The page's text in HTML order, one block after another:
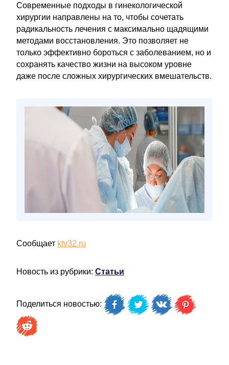
Современные подходы в гинекологической
хирургии направлены на то, чтобы сочетать
радикальность лечения с максимально щадящими
методами восстановления. Это позволяет не
только эффективно бороться с заболеванием, но и
сохранять качество жизни на высоком уровне
даже после сложных хирургических вмешательств.
Сообщает ktv32.ru
Новость из рубрики: Статьи
Поделиться новостью: